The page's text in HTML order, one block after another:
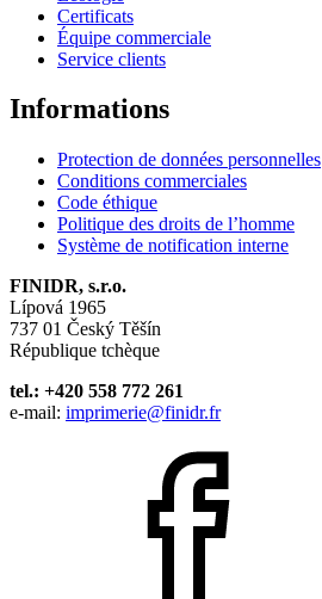
Certificats
Équipe commerciale
Service clients
Informations
Protection de données personnelles
Conditions commerciales
Code éthique
Politique des droits de l’homme
Système de notification interne
FINIDR, s.r.o.
Lípová 1965
737 01 Český Těšín
République tchèque
tel.: +420 558 772 261
e-mail: imprimerie@finidr.fr